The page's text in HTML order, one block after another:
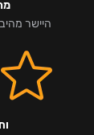
היישר